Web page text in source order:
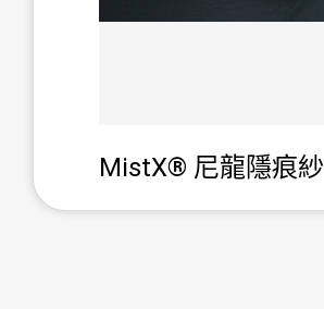
MistX® 尼龍隱痕紗
聯絡我們